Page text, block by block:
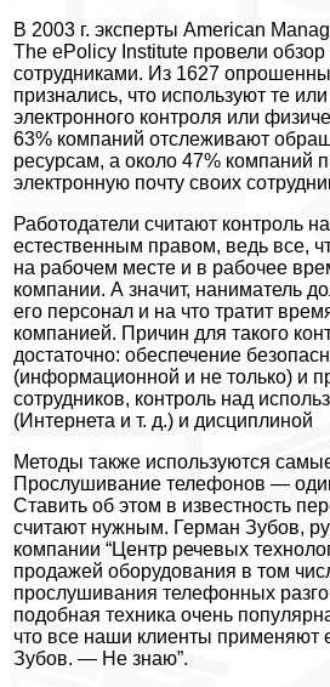
В 2003 г. эксперты American
The ePolicy Institute провели
сотрудниками. Из 1627
признались, что используют те
электронного контроля или
63% компаний отслеживают
ресурсам, а около 47% компаний
электронную почту своих
Работодатели считают контроль
естественным правом, ведь все,
на рабочем месте и в рабочее
компании. А значит, наниматель
его персонал и на что тратит
компанией. Причин для такого
достаточно: обеспечение
(информационной и не только) и
сотрудников, контроль над
(Интернета и т. д.) и дисциплиной
Методы также используются
Прослушивание телефонов —
Ставить об этом в известность
считают нужным. Герман Зубов,
компании “Центр речевых
продажей оборудования в том
прослушивания телефонных
подобная техника очень
что все наши клиенты применяют
Зубов. — Не знаю”.